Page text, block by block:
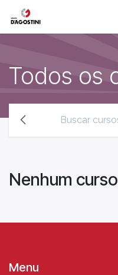
Pular para o conteúdo
Todos os
Nenhum
Menu